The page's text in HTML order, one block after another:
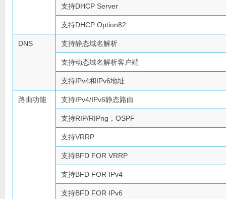
支持DHCP Server
支持DHCP Option82
DNS 支持静态域名解析
支持动态域名解析客户端
支持IPv4和IPv6地址
路由功能 支持IPv4/IPv6静态路由
支持RIP/RIPng，OSPF
支持VRRP
支持BFD FOR VRRP
支持BFD FOR IPv4
支持BFD FOR IPv6